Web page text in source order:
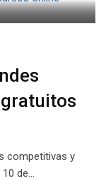
competitivas y
de…